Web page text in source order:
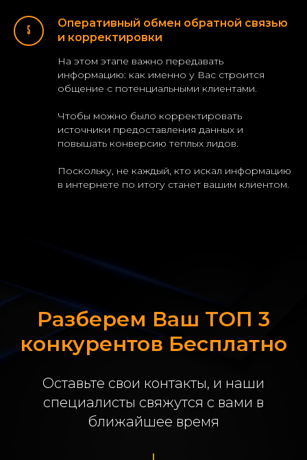
Оперативный обмен обратной связью
и корректировки
На этом этапе важно передавать
информацию: как именно у Вас строится
общение с потенциальными клиентами.
Чтобы можно было корректировать
источники предоставления данных и
повышать конверсию теплых лидов.
Поскольку, не каждый, кто искал информацию
в интернете по итогу станет вашим клиентом.
Разберем Ваш ТОП 3
конкурентов Бесплатно
Оставьте свои контакты, и наши
специалисты свяжутся с вами в
ближайшее время